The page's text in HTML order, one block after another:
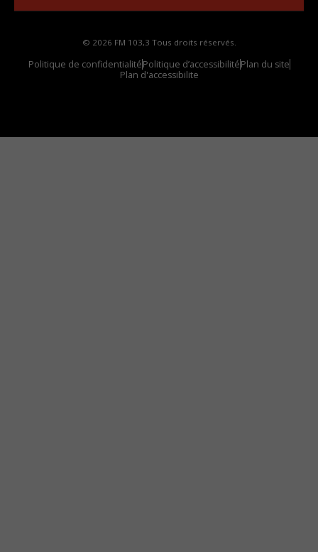
© 2026 FM 103,3 Tous droits réservés.
Politique de confidentialitéPolitique d’accessibilitéPlan du site
Plan d'accessibilite